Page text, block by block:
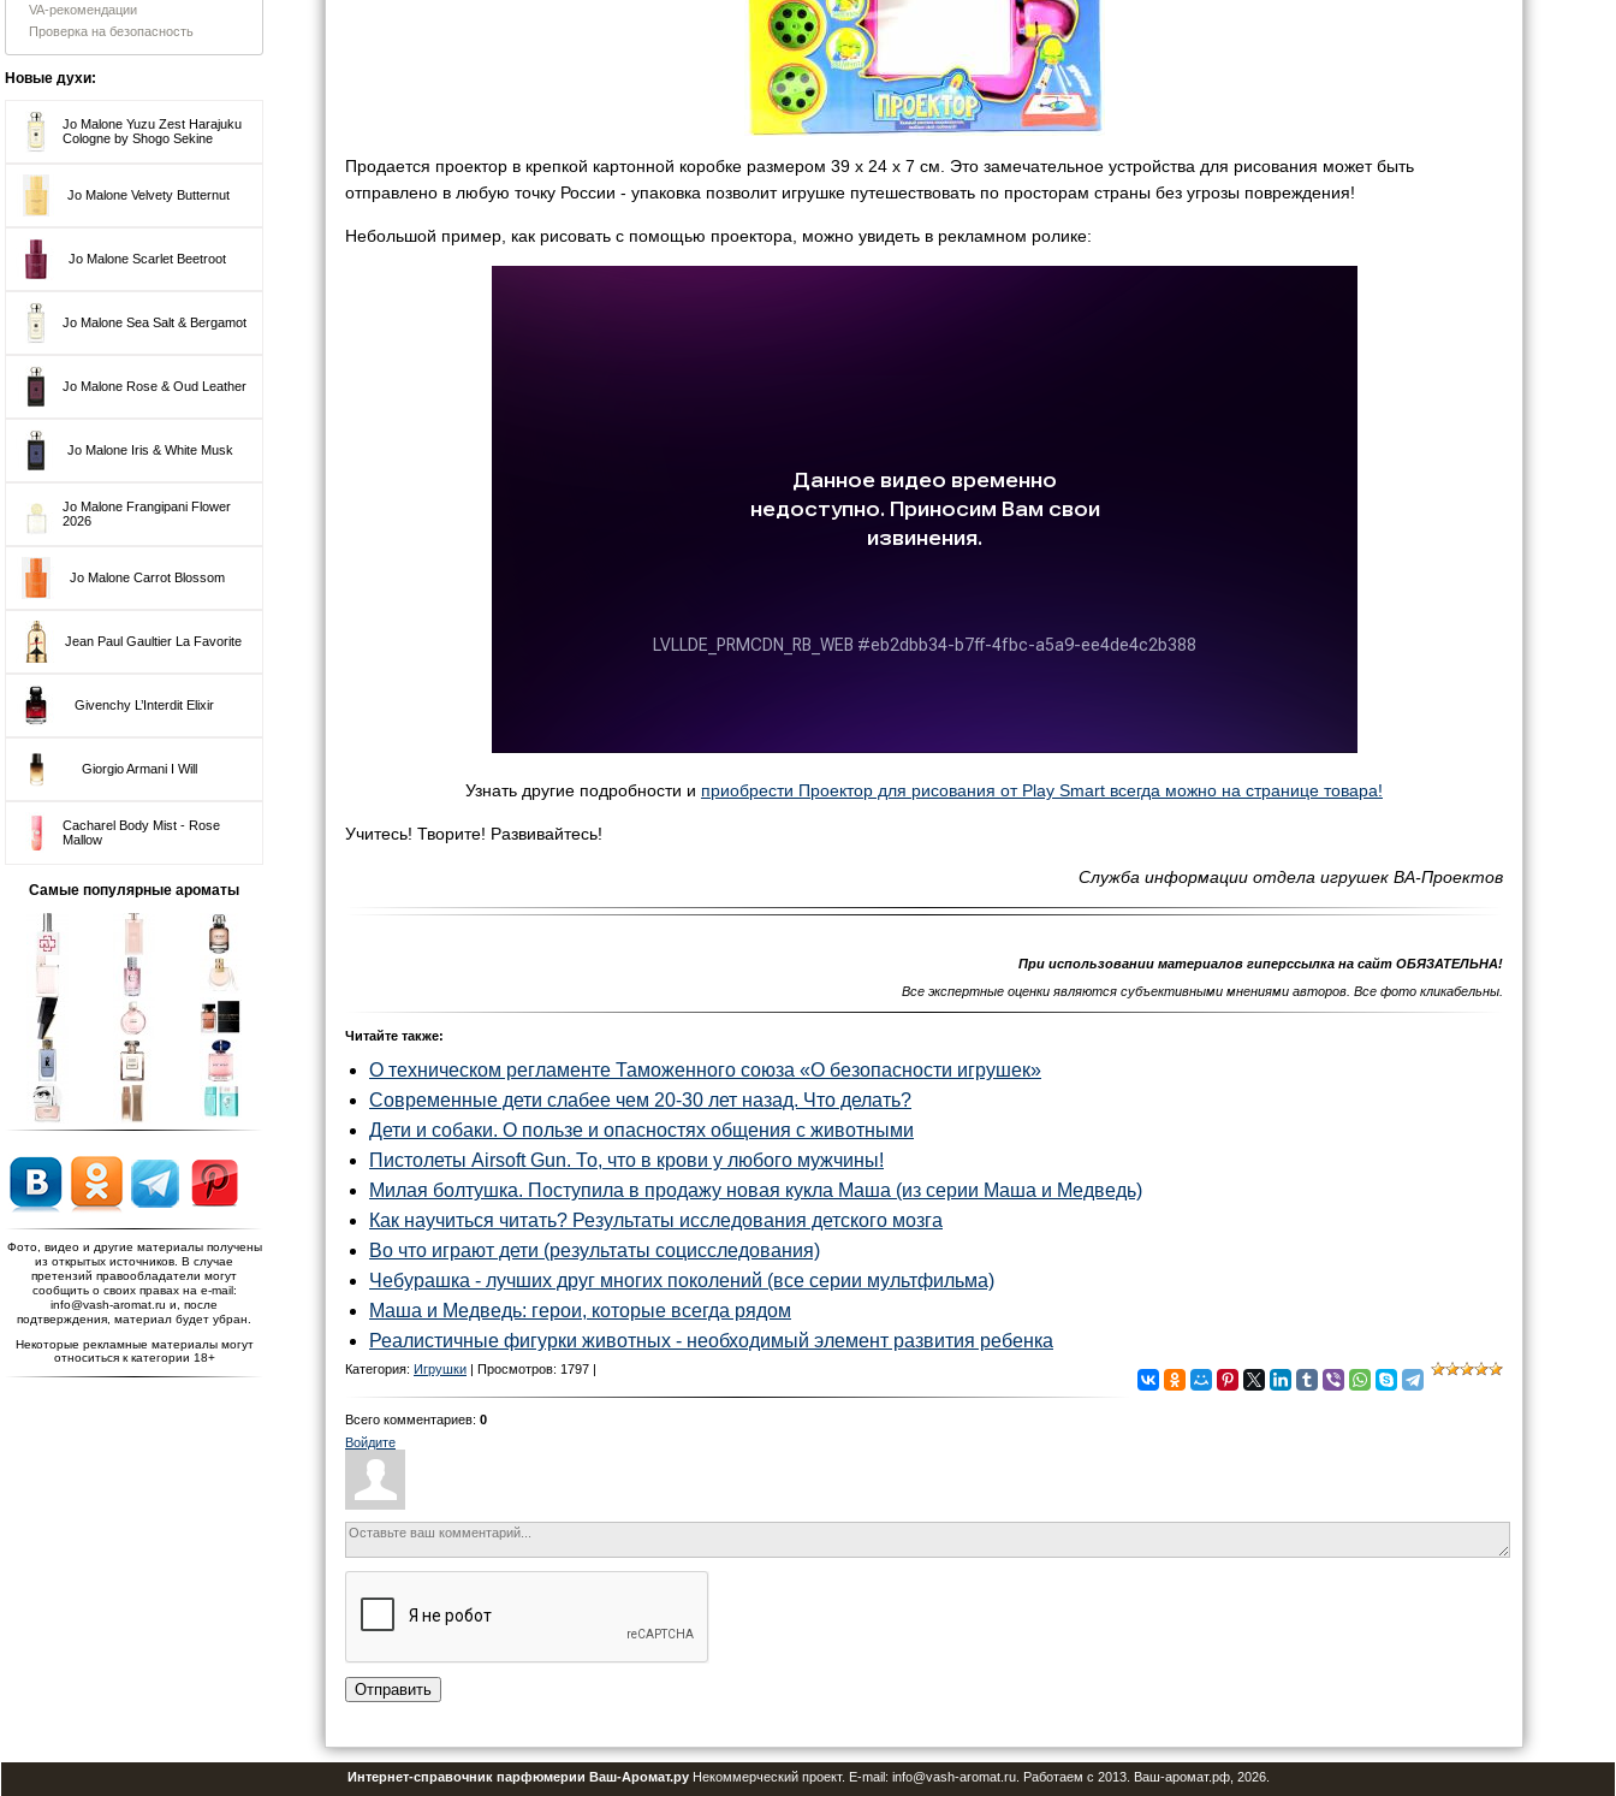
VA-рекомендации
Проверка на безопасность
Новые духи:
Jo Malone Yuzu Zest Harajuku
Cologne by Shogo Sekine
Jo Malone Velvety Butternut
Jo Malone Scarlet Beetroot
Jo Malone Sea Salt & Bergamot
Jo Malone Rose & Oud Leather
Jo Malone Iris & White Musk
Jo Malone Frangipani Flower
2026
Jo Malone Carrot Blossom
Jean Paul Gaultier La Favorite
Givenchy L’Interdit Elixir
Giorgio Armani I Will
Cacharel Body Mist - Rose
Mallow
Самые популярные ароматы
Фото, видео и другие материалы получены
из открытых источников. В случае
претензий правообладатели могут
сообщить о своих правах на e-mail:
info@vash-aromat.ru и, после
подтверждения, материал будет убран.
Некоторые рекламные материалы могут
относиться к категории 18+
Продается проектор в крепкой картонной коробке размером 39 х 24 х 7 см . Это замечательное устройства для рисования может быть
отправлено в любую точку России - упаковка позволит игрушке путешествовать по просторам страны без угрозы повреждения!
Небольшой пример, как рисовать с помощью проектора, можно увидеть в рекламном ролике:
Узнать другие подробности и приобрести Проектор для рисования от Play Smart всегда можно на странице товара!
Учитесь! Творите! Развивайтесь!
Служба информации отдела игрушек ВА-Проектов
При использовании материалов гиперссылка на сайт ОБЯЗАТЕЛЬНА!
Все экспертные оценки являются субъективными мнениями авторов. Все фото кликабельны.
Читайте также:
О техническом регламенте Таможенного союза «О безопасности игрушек»
Современные дети слабее чем 20-30 лет назад. Что делать?
Дети и собаки. О пользе и опасностях общения с животными
Пистолеты Airsoft Gun. То, что в крови у любого мужчины!
Милая болтушка. Поступила в продажу новая кукла Маша (из серии Маша и Медведь)
Как научиться читать? Результаты исследования детского мозга
Во что играют дети (результаты социсследования)
Чебурашка - лучших друг многих поколений (все серии мультфильма)
Маша и Медведь: герои, которые всегда рядом
Реалистичные фигурки животных - необходимый элемент развития ребенка
Категория: Игрушки | Просмотров: 1797 |
Всего комментариев: 0
Войдите
Отправить
Интернет-справочник парфюмерии Ваш-Аромат.руНекоммерческий проект. E-mail: info@vash-aromat.ru. Работаем с 2013. Ваш-аромат.рф, 2026.